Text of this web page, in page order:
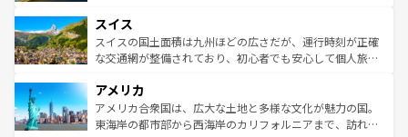
れる地方に足を運ぶとそれぞれで全く異なる文化を体験で
きるだろう。 なお、新着のフランス情報はコンテンツ一覧
を参照してほしい。
は、お酒好きな人にはぜひ体験してほしい。 なお、新着の
ドイツ情報はコンテンツ一覧を参照してほしい。
リアごとに異なる魅力がある。また、優雅なアフタヌーン
ティー、ビール好きにはたまらない英国パブ、サッカー観
戦など、本場だからこそできる体験も豊富。イギリスを旅
ンツ一覧を参照してほしい。
スイス
スイスの国土面積は九州ほどの広さだが、運行時刻が正確
な交通網が整備されており、初心者でも安心して個人旅行
の建物がそのまま残る町や、スイスならではのユニークな
博物館もあり、アルプス観光だけでなく町歩きも満喫する
ことができる。国民の所得が高いため物価も高いが、旅行
アメリカ
アメリカ合衆国は、広大な土地と多様な文化が魅力の国。
東海岸の都市部から西海岸のカリフォルニアまで、訪れる